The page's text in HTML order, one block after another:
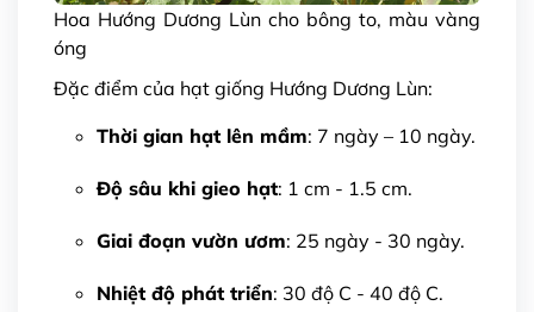
Hoa Hướng Dương Lùn cho bông to, màu vàng
óng
Đặc điểm của hạt giống Hướng Dương Lùn:
Thời gian hạt lên mầm: 7 ngày – 10 ngày.
Độ sâu khi gieo hạt: 1 cm - 1.5 cm.
Giai đoạn vườn ươm: 25 ngày - 30 ngày.
Nhiệt độ phát triển: 30 độ C - 40 độ C.